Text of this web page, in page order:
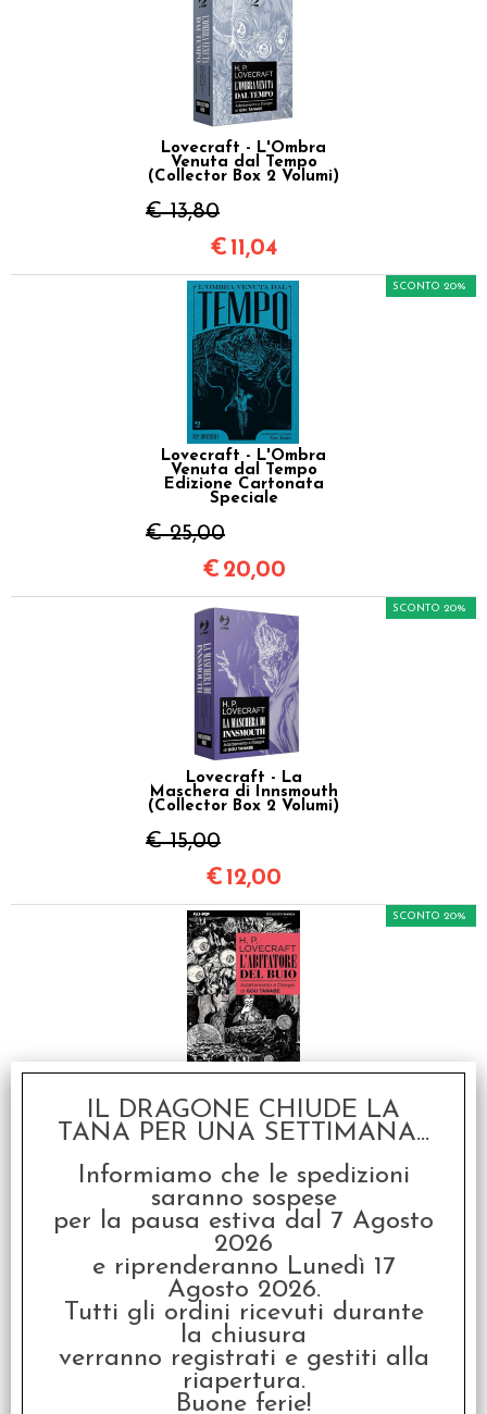
Lovecraft - L'Ombra
Venuta dal Tempo
(Collector Box 2 Volumi)
€ 13,80
€ 11,04
Lovecraft - L'Ombra
Venuta dal Tempo
Edizione Cartonata
Speciale
€ 25,00
SCONTO 20%
€ 20,00
Lovecraft - La
Maschera di Innsmouth
(Collector Box 2 Volumi)
€ 15,00
SCONTO 20%
€ 12,00
del Buio
€ 6,90
SCONTO 20%
€ 5,52
Lovecraft -
L'Innominabile e Altre
Storie
IL DRAGONE CHIUDE LA
TANA PER UNA SETTIMANA...
Informiamo che le spedizioni
saranno sospese
per la pausa estiva dal 7 Agosto
2026
e riprenderanno Lunedì 17
Agosto 2026.
Tutti gli ordini ricevuti durante
la chiusura
verranno registrati e gestiti alla
riapertura.
Buone ferie!